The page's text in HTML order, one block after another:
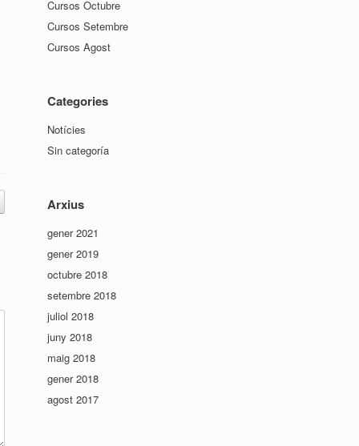
Cursos Octubre
Cursos Setembre
Cursos Agost
Categories
Notícies
Sin categoría
Arxius
gener 2021
gener 2019
octubre 2018
setembre 2018
juliol 2018
juny 2018
maig 2018
gener 2018
agost 2017